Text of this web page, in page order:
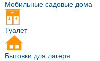
Мобильные садовые дома
Туалет
Бытовки для лагеря